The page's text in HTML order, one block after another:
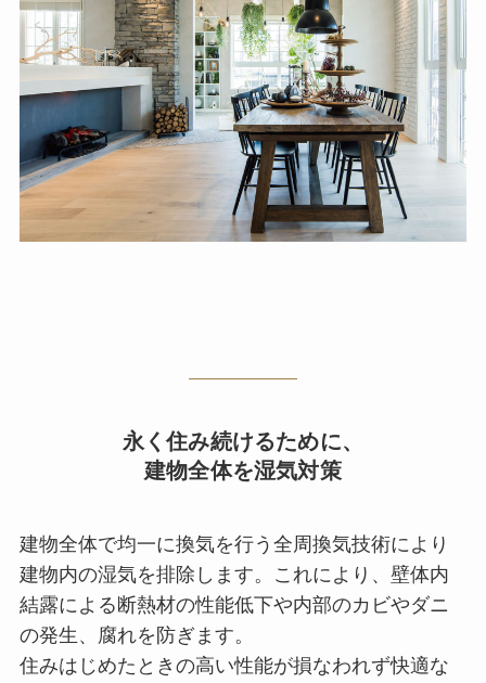
永く住み続けるために、
建物全体を湿気対策
建物全体で均一に換気を行う全周換気技術により
建物内の湿気を排除します。これにより、壁体内
結露による断熱材の性能低下や内部のカビやダニ
の発生、腐れを防ぎます。
住みはじめたときの高い性能が損なわれず快適な